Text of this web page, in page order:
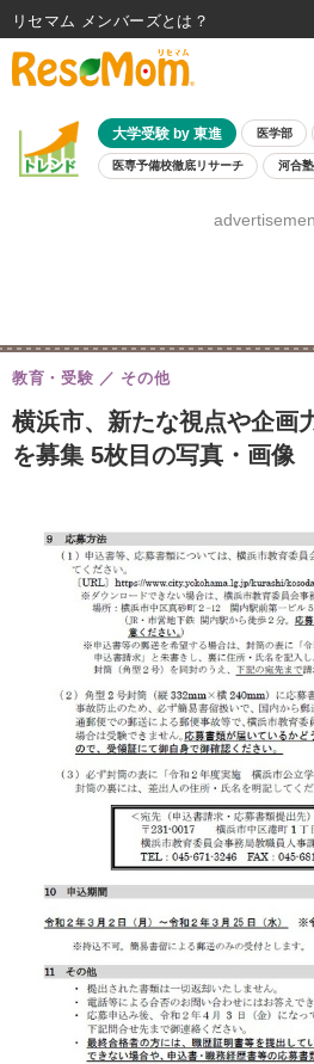
大学受験 by 東進 医学部
医専予備校徹底リサーチ 河合
8月開催学校説明会・相
横浜市、新たな視点や企画
を募集 5枚目の写真・画像
教育・受験 その他
リセマム メンバーズ